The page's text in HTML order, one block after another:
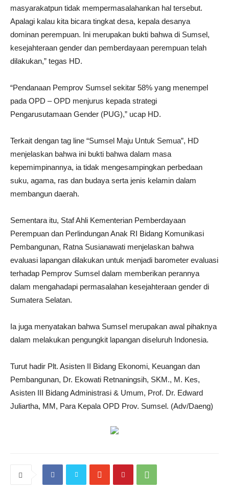
masyarakatpun tidak mempermasalahankan hal tersebut.
Apalagi kalau kita bicara tingkat desa, kepala desanya
dominan perempuan. Ini merupakan bukti bahwa di Sumsel,
kesejahteraan gender dan pemberdayaan perempuan telah
dilakukan,” tegas HD.
“Pendanaan Pemprov Sumsel sekitar 58% yang menempel
pada OPD – OPD menjurus kepada strategi
Pengarusutamaan Gender (PUG),” ucap HD.
Terkait dengan tag line “Sumsel Maju Untuk Semua”, HD
menjelaskan bahwa ini bukti bahwa dalam masa
kepemimpinannya, ia tidak mengesampingkan perbedaan
suku, agama, ras dan budaya serta jenis kelamin dalam
membangun daerah.
Sementara itu, Staf Ahli Kementerian Pemberdayaan
Perempuan dan Perlindungan Anak RI Bidang Komunikasi
Pembangunan, Ratna Susianawati menjelaskan bahwa
evaluasi lapangan dilakukan untuk menjadi barometer evaluasi
terhadap Pemprov Sumsel dalam memberikan perannya
dalam mengahadapi permasalahan kesejahteraan gender di
Sumatera Selatan.
Ia juga menyatakan bahwa Sumsel merupakan awal pihaknya
dalam melakukan pengungkit lapangan diseluruh Indonesia.
Turut hadir Plt. Asisten II Bidang Ekonomi, Keuangan dan
Pembangunan, Dr. Ekowati Retnaningsih, SKM., M. Kes,
Asisten III Bidang Administrasi & Umum, Prof. Dr. Edward
Juliartha, MM, Para Kepala OPD Prov. Sumsel. (Adv/Daeng)